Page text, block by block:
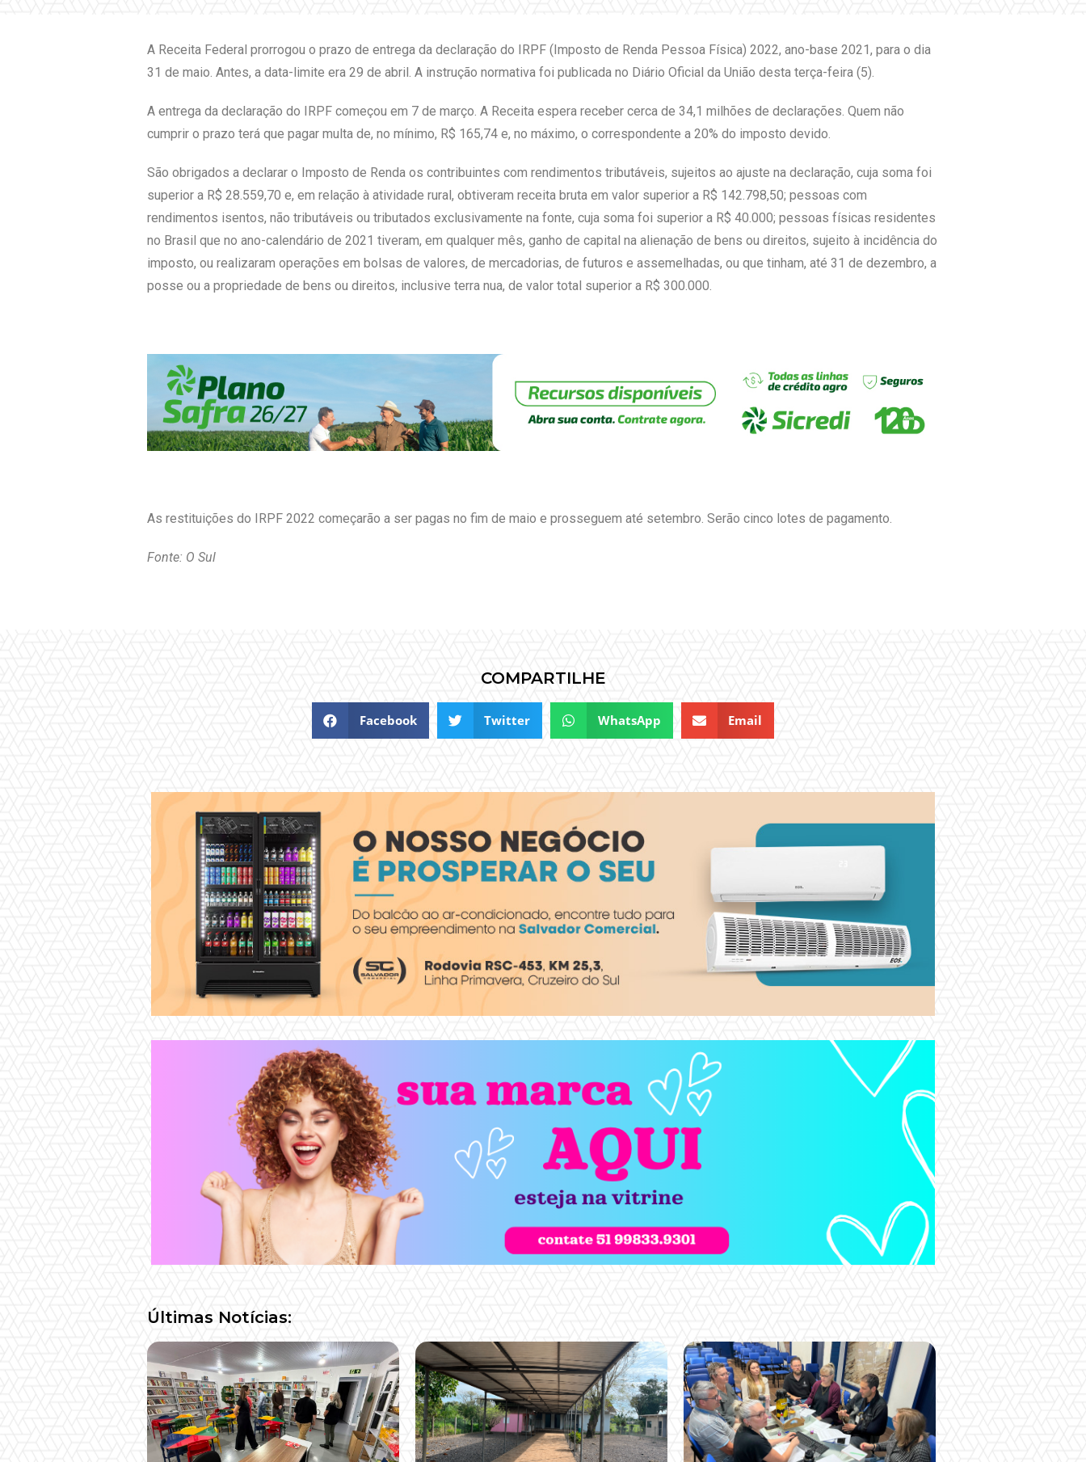
A Receita Federal prorrogou o prazo de entrega da declaração do IRPF (Imposto de Renda Pessoa Física) 2022, ano-base 2021, para o dia
31 de maio. Antes, a data-limite era 29 de abril. A instrução normativa foi publicada no Diário Oficial da União desta terça-feira (5).
A entrega da declaração do IRPF começou em 7 de março. A Receita espera receber cerca de 34,1 milhões de declarações. Quem não
cumprir o prazo terá que pagar multa de, no mínimo, R$ 165,74 e, no máximo, o correspondente a 20% do imposto devido.
São obrigados a declarar o Imposto de Renda os contribuintes com rendimentos tributáveis, sujeitos ao ajuste na declaração, cuja soma foi
superior a R$ 28.559,70 e, em relação à atividade rural, obtiveram receita bruta em valor superior a R$ 142.798,50; pessoas com
rendimentos isentos, não tributáveis ou tributados exclusivamente na fonte, cuja soma foi superior a R$ 40.000; pessoas físicas residentes
no Brasil que no ano-calendário de 2021 tiveram, em qualquer mês, ganho de capital na alienação de bens ou direitos, sujeito à incidência do
imposto, ou realizaram operações em bolsas de valores, de mercadorias, de futuros e assemelhadas, ou que tinham, até 31 de dezembro, a
posse ou a propriedade de bens ou direitos, inclusive terra nua, de valor total superior a R$ 300.000.
As restituições do IRPF 2022 começarão a ser pagas no fim de maio e prosseguem até setembro. Serão cinco lotes de pagamento.
Fonte: O Sul
COMPARTILHE
Facebook Twitter WhatsApp Email
Últimas Notícias: